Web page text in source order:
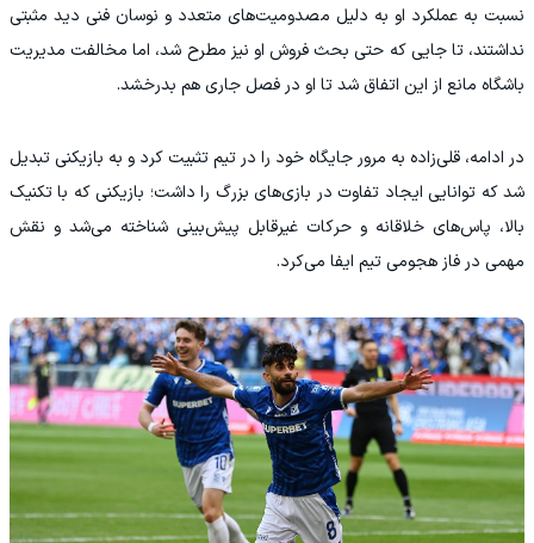
نسبت به عملکرد او به دلیل مصدومیت‌های متعدد و نوسان فنی دید مثبتی
نداشتند، تا جایی که حتی بحث فروش او نیز مطرح شد، اما مخالفت مدیریت
باشگاه مانع از این اتفاق شد تا او در فصل جاری هم بدرخشد.
در ادامه، قلی‌زاده به مرور جایگاه خود را در تیم تثبیت کرد و به بازیکنی تبدیل
شد که توانایی ایجاد تفاوت در بازی‌های بزرگ را داشت؛ بازیکنی که با تکنیک
بالا، پاس‌های خلاقانه و حرکات غیرقابل پیش‌بینی شناخته می‌شد و نقش
مهمی در فاز هجومی تیم ایفا می‌کرد.